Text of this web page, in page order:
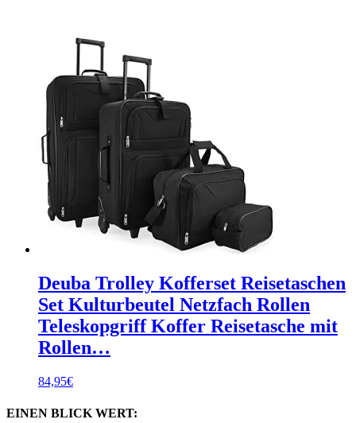
Deuba Trolley Kofferset Reisetaschen
Set Kulturbeutel Netzfach Rollen
Teleskopgriff Koffer Reisetasche mit
Rollen…
84,95€
EINEN BLICK WERT: